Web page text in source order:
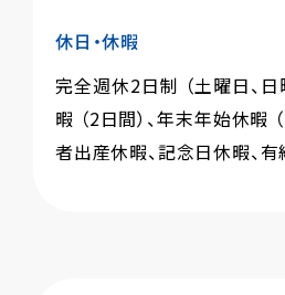
休日・休暇
完全週休2日制 （土曜日、日
暇 （2日間）、年末年始休暇
者出産休暇、記念日休暇、